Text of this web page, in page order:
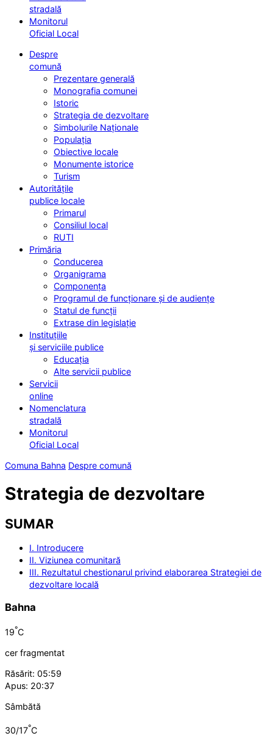
stradală
Monitorul
Oficial Local
Despre
comună
Prezentare generală
Monografia comunei
Istoric
Strategia de dezvoltare
Simbolurile Naționale
Populația
Obiective locale
Monumente istorice
Turism
Autoritățile
publice locale
Primarul
Consiliul local
RUTI
Primăria
Conducerea
Organigrama
Componența
Programul de funcționare și de audiențe
Statul de funcții
Extrase din legislație
Instituțiile
și serviciile publice
Educația
Alte servicii publice
Servicii
online
Nomenclatura
stradală
Monitorul
Oficial Local
Comuna Bahna Despre comună
Strategia de dezvoltare
SUMAR
I. Introducere
II. Viziunea comunitară
III. Rezultatul chestionarul privind elaborarea Strategiei de
dezvoltare locală
Bahna
19°C
cer fragmentat
Răsărit: 05:59
Apus: 20:37
Sâmbătă
30/17°C